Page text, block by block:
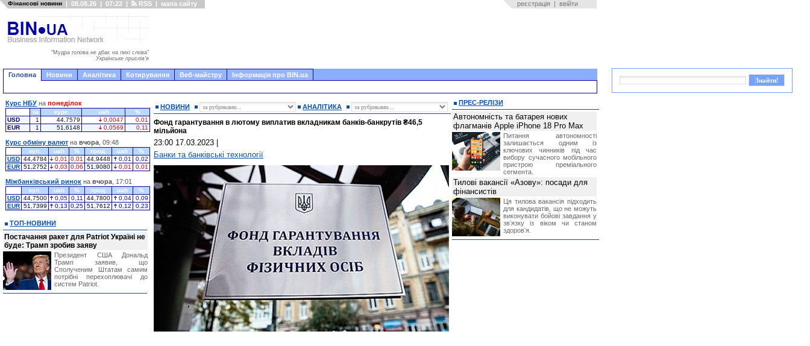
Фінансові новини | 08.08.26 | 07:22 | RSS | мапа сайту реєстрація | ввійти
"Мудра голова не дбає на лихі слова"
Українське прислів'я
Головна Новини Аналітика Котирування Веб-майстру Інформація про BIN.ua
НОВИНИ АНАЛІТИКА
Фонд гарантування в лютому виплатив вкладникам банків-банкрутів ₴46,5
мільйона
23:00 17.03.2023
Банки та банківські технології
Курс НБУ на понеділок
за курс uah
%
USD
1 44,7579 0,0047
0,01
EUR
1 51,6148 0,0569 0,11
Курс обміну валют на вчора , 09:48
куп. uah % прод. uah
%
USD 44,4784 0,01 0,01 44,9448 0,01
0,02
EUR 51,2752 0,03 0,06 51,9080 0,01 0,01
Міжбанківський ринок на вчора , 17:01
куп. uah % прод. uah
%
USD 44,7500 0,05 0,11 44,7800 0,04
0,09
EUR 51,7399 0,13 0,25 51,7612 0,12 0,23
ТОП-НОВИНИ
Постачання ракет для Patriot Україні не
буде: Трамп зробив заяву
Президент США Дональд
Трамп заявив, що
Сполученим Штатам самим
потрібні перехоплювачі до
систем Patriot.
ПРЕС-РЕЛІЗИ
Автономність та батарея нових
флагманів Apple iPhone 18 Pro Max
Питання автономності
залишається одним із
ключових чинників під час
вибору сучасного мобільного
пристрою преміального
сегмента.
Тилові вакансії «Азову»: посади для
фінансистів
Ця тилова вакансія підходить
для кандидатів, що не можуть
виконувати бойові завдання у
звʼязку із віком чи станом
здоровʼя.